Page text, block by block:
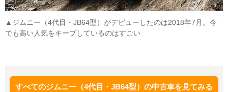
▲ジムニー（4代目・JB64型）がデビューしたのは2018年7月。今
でも高い人気をキープしているのはすごい
すべてのジムニー（4代目・JB64型）の中古車を見てみる